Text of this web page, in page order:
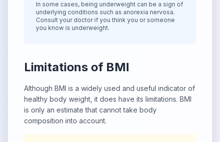
In some cases, being underweight can be a sign of
underlying conditions such as anorexia nervosa.
Consult your doctor if you think you or someone
you know is underweight.
Limitations of BMI
Although BMI is a widely used and useful indicator of
healthy body weight, it does have its limitations. BMI
is only an estimate that cannot take body
composition into account.